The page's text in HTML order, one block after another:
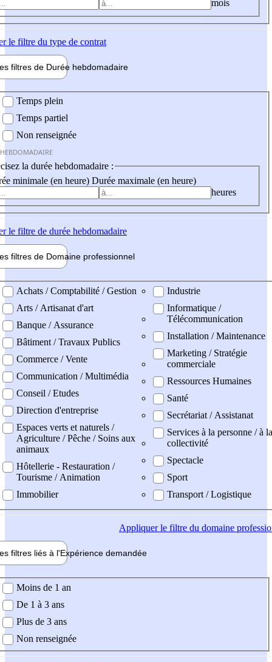
mois
le filtre du type de contrat
filtres de Durée hebdomadaire
Temps plein
Temps partiel
Non renseignée
la durée hebdomadaire :
minimale (en heure) Durée maximale (en heure)
heures
le filtre de durée hebdomadaire
filtres de Domaine professionnel
professionel
Achats / Comptabilité / Gestion
Arts / Artisanat d'art
Banque / Assurance
Bâtiment / Travaux Publics
Commerce / Vente
Communication / Multimédia
Conseil / Etudes
Direction d'entreprise
Espaces verts et naturels /
Agriculture / Pêche / Soins aux
animaux
Hôtellerie - Restauration /
Tourisme / Animation
Immobilier
Industrie
Informatique /
Télécommunication
Installation / Maintenance
Marketing / Stratégie
commerciale
Ressources Humaines
Santé
Secrétariat / Assistanat
Services à la personne / à la
collectivité
Spectacle
Sport
Transport / Logistique
Appliquerle filtre du domaine
filtres liés à l'Expérience demandée
demandée
Moins de 1 an
De 1 à 3 ans
Plus de 3 ans
Non renseignée